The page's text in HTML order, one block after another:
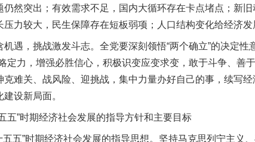
仍然突出；有效需求不足，国内大循环存在卡点堵点；新
压力较大，民生保障存在短板弱项；人口结构变化给经济
，挑战激发斗志。全党要深刻领悟“两个确立”的决定性意
定力，增强必胜信心，积极识变应变求变，敢于斗争、善
克难关、战风险、迎挑战，集中力量办好自己的事，续写
设新局面。
”时期经济社会发展的指导方针和主要目标
”时期经济社会发展的指导思想。坚持马克思列宁主义、